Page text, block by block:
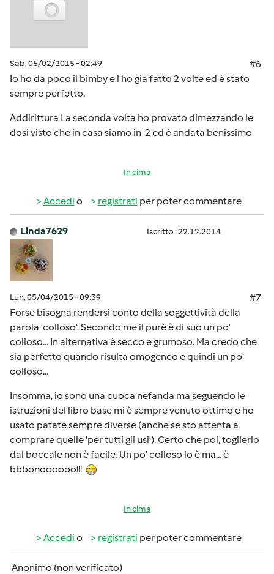
Sab, 05/02/2015 - 02:49
#6
Io ho da poco il bimby e l'ho già fatto 2 volte ed è stato
sempre perfetto.
Addirittura La seconda volta ho provato dimezzando le
dosi visto che in casa siamo in 2 ed è andata benissimo
In cima
Accedi o registrati per poter commentare
Linda7629 Iscritto : 22.12.2014
Lun, 05/04/2015 - 09:39
#7
Forse bisogna rendersi conto della soggettività della
parola 'colloso'. Secondo me il purè è di suo un po'
colloso... In alternativa è secco e grumoso. Ma credo che
sia perfetto quando risulta omogeneo e quindi un po'
colloso...
Insomma, io sono una cuoca nefanda ma seguendo le
istruzioni del libro base mi è sempre venuto ottimo e ho
usato patate sempre diverse (anche se sto attenta a
comprare quelle 'per tutti gli usi'). Certo che poi, toglierlo
dal boccale non è facile. Un po' colloso lo è ma... è
bbbonoooooo!!!
In cima
Accedi o registrati per poter commentare
Anonimo (non verificato)